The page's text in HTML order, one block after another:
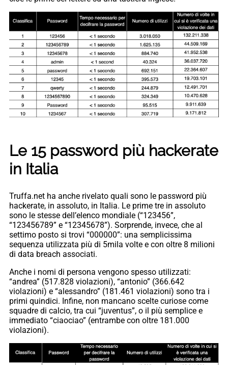
Le 15 password più hackerate
in Italia
Truffa.net ha anche rivelato quali sono le password più
hackerate, in assoluto, in Italia. Le prime tre in assoluto
sono le stesse dell’elenco mondiale (“123456”,
“123456789” e “12345678”). Sorprende, invece, che al
settimo posto si trovi “000000”: una semplicissima
sequenza utilizzata più di 5mila volte e con oltre 8 milioni
di data breach associati.
Anche i nomi di persona vengono spesso utilizzati:
“andrea” (517.828 violazioni), “antonio” (366.642
violazioni) e “alessandro” (181.461 violazioni) sono tra i
primi quindici. Infine, non mancano scelte curiose come
squadre di calcio, tra cui “juventus”, o il più semplice e
immediato “ciaociao” (entrambe con oltre 181.000
violazioni).